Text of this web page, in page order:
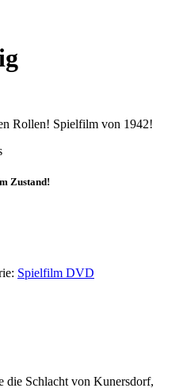
Rollen! Spielfilm von 1942!
Zustand!
Spielfilm DVD
die Schlacht von Kunersdorf,